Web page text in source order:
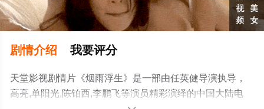
剧情介绍 我要评分
天堂影视剧情片《烟雨浮生》是一部由任英健导演执导，
高亮,单阳光,陈铂西,李鹏飞等演员精彩演绎的中国大陆电